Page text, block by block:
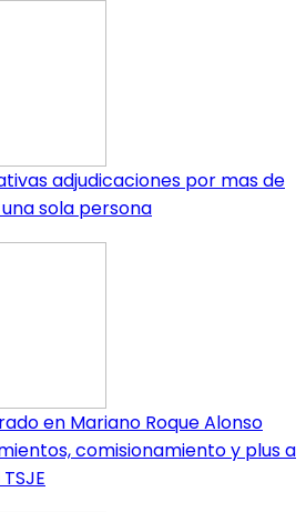
adjudicaciones por mas de
sola persona
en Mariano Roque Alonso
comisionamiento y plus a